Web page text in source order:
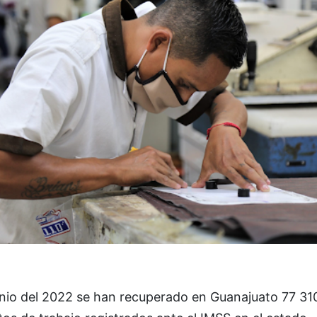
del 2022 se han recuperado en Guanajuato 77